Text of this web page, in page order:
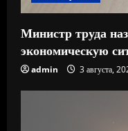
Министр труда
экономическую
admin 3 августа,